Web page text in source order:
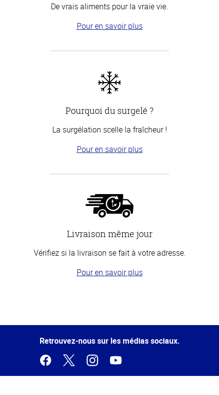
De vrais aliments pour la vraie vie.
Pour en savoir plus
Pourquoi du surgelé ?
La surgélation scelle la fraîcheur !
Pour en savoir plus
Livraison même jour
Vérifiez si la livraison se fait à votre adresse.
Pour en savoir plus
de la
Retrouvez-nous sur les médias sociaux.